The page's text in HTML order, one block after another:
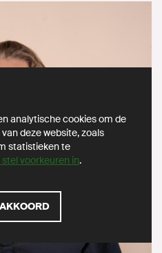
analytische cookies om de
deze website, zoals
statistieken te
voorkeuren in.
AKKOORD